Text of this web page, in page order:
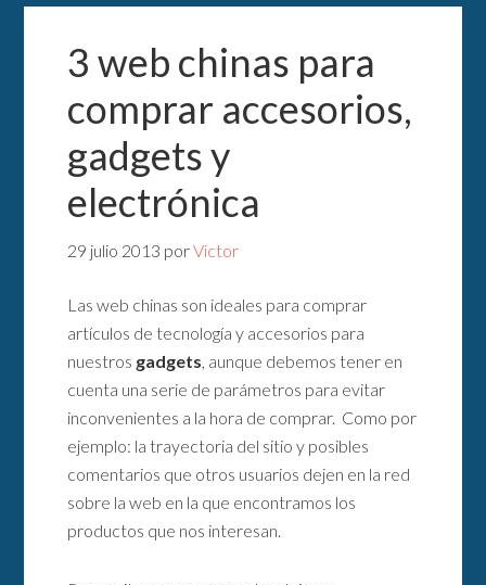
3 web chinas para
comprar accesorios,
gadgets y
electrónica
29 julio 2013 porVictor
Las web chinas son ideales para comprar
artículos de tecnología y accesorios para
nuestros gadgets, aunque debemos tener en
cuenta una serie de parámetros para evitar
inconvenientes a la hora de comprar. Como por
ejemplo: la trayectoria del sitio y posibles
comentarios que otros usuarios dejen en la red
sobre la web en la que encontramos los
productos que nos interesan.